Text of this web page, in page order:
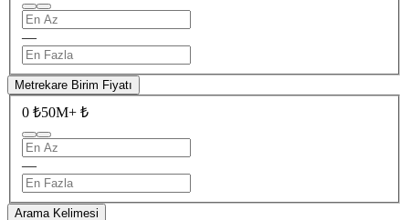
—
Metrekare Birim Fiyatı
0 ₺50M+ ₺
—
Arama Kelimesi